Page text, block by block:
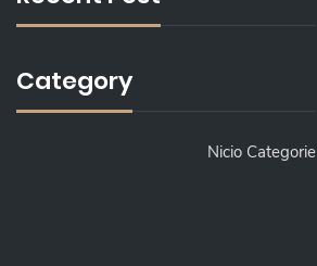
F
R
Category
Nicio Categorie